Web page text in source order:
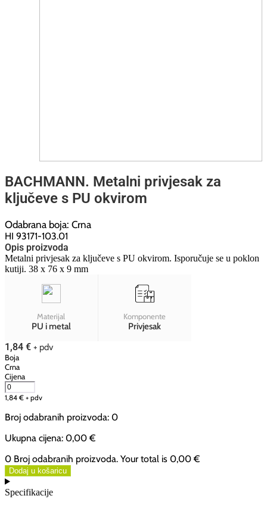
BACHMANN. Metalni privjesak za
ključeve s PU okvirom
Odabrana boja: Crna
HI 93171-103.01
Opis proizvoda
Metalni privjesak za ključeve s PU okvirom. Isporučuje se u poklon
kutiji. 38 x 76 x 9 mm
Materijal
PU i metal
Komponente
Privjesak
1,84 € + pdv
Boja
Crna
Cijena
1,84 € + pdv
Broj odabranih proizvoda: 0
Ukupna cijena: 0,00 €
0 Broj odabranih proizvoda. Your total is 0,00 €
Dodaj u košaricu
Specifikacije